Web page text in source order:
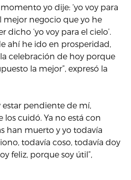
yo dije: ‘yo voy para
mejor negocio que yo he
‘yo voy para el cielo’.
ahí he ido en prosperidad,
celebración de hoy porque
la mejor”, expresó la
estar pendiente de mí,
cuidó. Ya no está con
han muerto y yo todavía
todavía coso, todavía doy
feliz, porque soy útil”,